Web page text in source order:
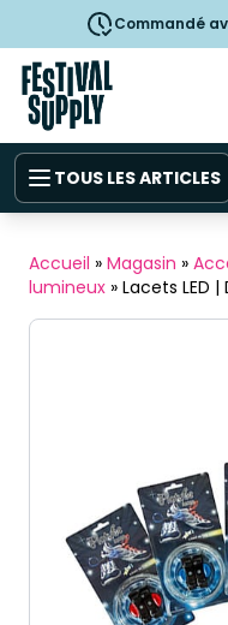
Commandé
TOUS LES ARTICLES
Accueil » Magasin »
lumineux » Lacets LED